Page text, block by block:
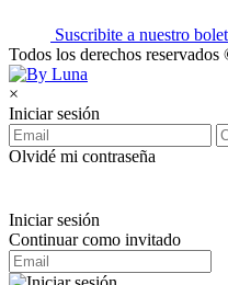
Suscribite a nuestro
Todos los derechos
×
Iniciar sesión
Olvidé mi contraseña
Iniciar sesión
Continuar como invitado